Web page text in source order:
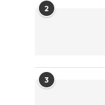
2
3